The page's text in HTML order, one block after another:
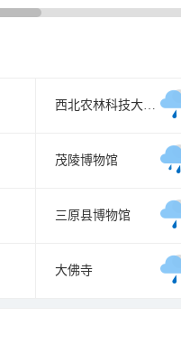
西北农林科技大学博览园
茂陵博物馆
三原县博物馆
大佛寺